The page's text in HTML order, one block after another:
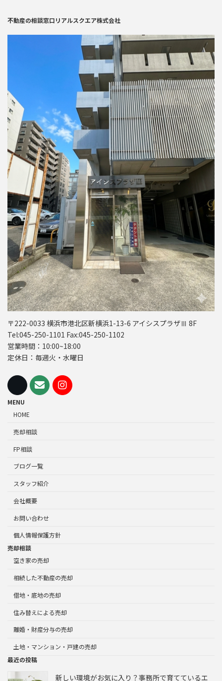
不動産の相談窓口リアルスクエア株式会社
〒222-0033 横浜市港北区新横浜1-13-6 アイシスプラザⅢ 8F
Tel:045-250-1101 Fax:045-250-1102
営業時間：10:00~18:00
定休日：毎週火・水曜日
MENU
HOME
売却相談
FP相談
ブログ一覧
スタッフ紹介
会社概要
お問い合わせ
個人情報保護方針
売却相談
空き家の売却
相続した不動産の売却
借地・底地の売却
住み替えによる売却
離婚・財産分与の売却
土地・マンション・戸建の売却
最近の投稿
新しい環境がお気に入り？事務所で育てているエ